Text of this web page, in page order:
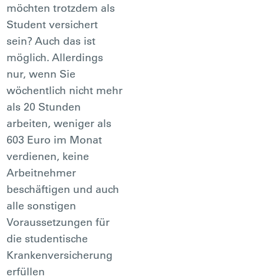
möchten trotzdem als
Student versichert
sein? Auch das ist
möglich. Allerdings
nur, wenn Sie
wöchentlich nicht mehr
als 20 Stunden
arbeiten, weniger als
603 Euro im Monat
verdienen, keine
Arbeitnehmer
beschäftigen und auch
alle sonstigen
Voraussetzungen für
die studentische
Krankenversicherung
erfüllen